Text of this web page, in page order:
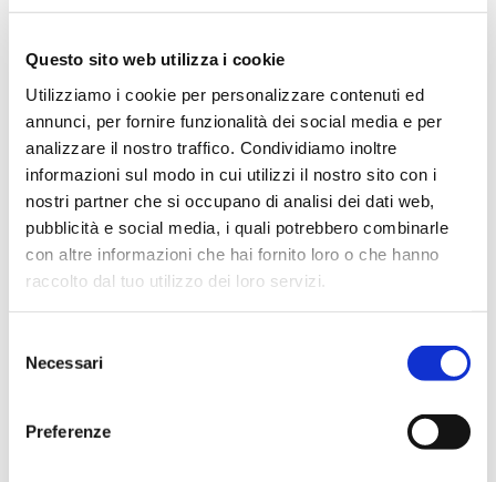
Questo sito web utilizza i cookie
Utilizziamo i cookie per personalizzare contenuti ed
annunci, per fornire funzionalità dei social media e per
analizzare il nostro traffico. Condividiamo inoltre
informazioni sul modo in cui utilizzi il nostro sito con i
nostri partner che si occupano di analisi dei dati web,
pubblicità e social media, i quali potrebbero combinarle
con altre informazioni che hai fornito loro o che hanno
raccolto dal tuo utilizzo dei loro servizi.
delNecessari
Preferenze
OctoCore IQF raspberries have a natural color, size, and
Watch the video on freezing IQF raspberries
how OctoCore delivers delicate handling and premium
quality for fragile berries.